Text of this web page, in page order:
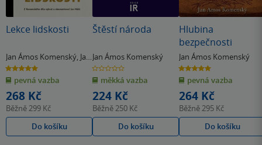
Lekce lidskosti
Jan Ámos Komenský, Jan
Hábl
5.0
z
5
hvězdiček
pevná vazba
268 Kč
Běžně299 Kč
Do košíku
Štěstí národa
Jan Ámos Komenský
0.0
z
5
hvězdiček
měkká vazba
224 Kč
Běžně250 Kč
Do košíku
Hlubina
bezpečnosti
Jan Ámos Komenský
5.0
z
5
hvězdiček
pevná vazba
264 Kč
Běžně295 Kč
Do košíku